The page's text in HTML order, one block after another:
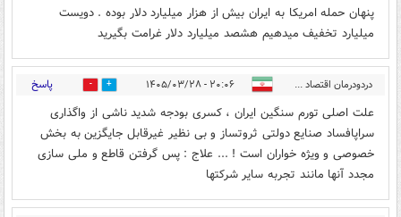
پنهان حمله امریکا به ایران بیش از هزار میلیارد دلار بوده . دویست
میلیارد تخفیف میدهیم هشصد میلیارد دلار غرامت بگیرید
دردودرمان اقتصاد ... ۲۰:۰۶ - ۱۴۰۵/۰۳/۲۸ 1 پاسخ
علت اصلی تورم سنگین ایران ، کسری بودجه شدید ناشی از واگذاری
سراپافساد صنایع دولتی ثروتساز و بی نظیر غیرقابل جایگزین به بخش
خصوصی و ویژه خواران است ! ... علاج : پس گرفتن قاطع و ملی سازی
مجدد آنها مانند تجربه سایر شرکتها